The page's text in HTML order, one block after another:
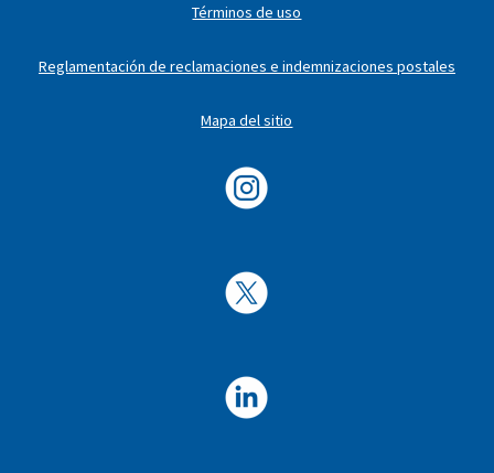
Términos de uso
Reglamentación de reclamaciones e indemnizaciones postales
Mapa del sitio